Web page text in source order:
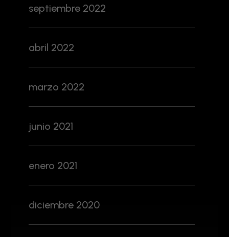
septiembre 2022
abril 2022
marzo 2022
junio 2021
enero 2021
diciembre 2020